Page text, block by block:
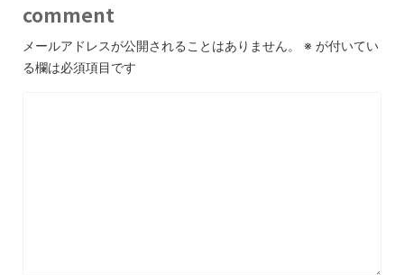
comment
メールアドレスが公開されることはありません。 ※ が付いてい
る欄は必須項目です